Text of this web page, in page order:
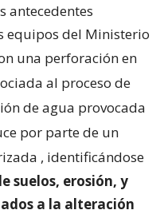
antecedentes
equipos del Ministerio
una perforación en
al proceso de
de agua provocada
por parte de un
, identificándose
suelos, erosión, y
a la alteración